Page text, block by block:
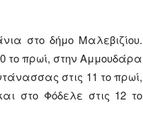
στο δήμο Μαλεβιζίου.
το πρωί, στην Αμμουδάρα
στις 11 το πρωί,
στο Φόδελε στις 12 το